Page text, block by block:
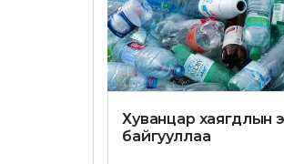
Хуванцар хаягдлын
байгууллаа